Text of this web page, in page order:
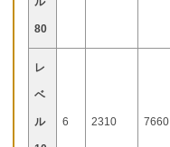
80
レ
ベ
ル 6 2310 7660